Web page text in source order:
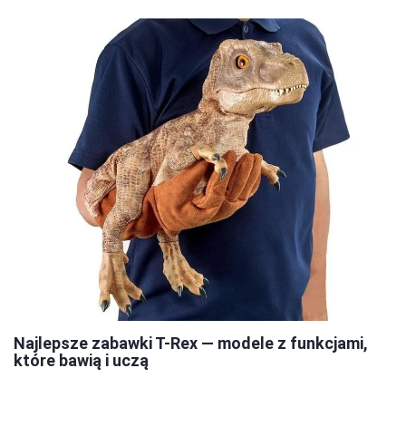
Najlepsze zabawki T-Rex — modele z funkcjami,
które bawią i uczą